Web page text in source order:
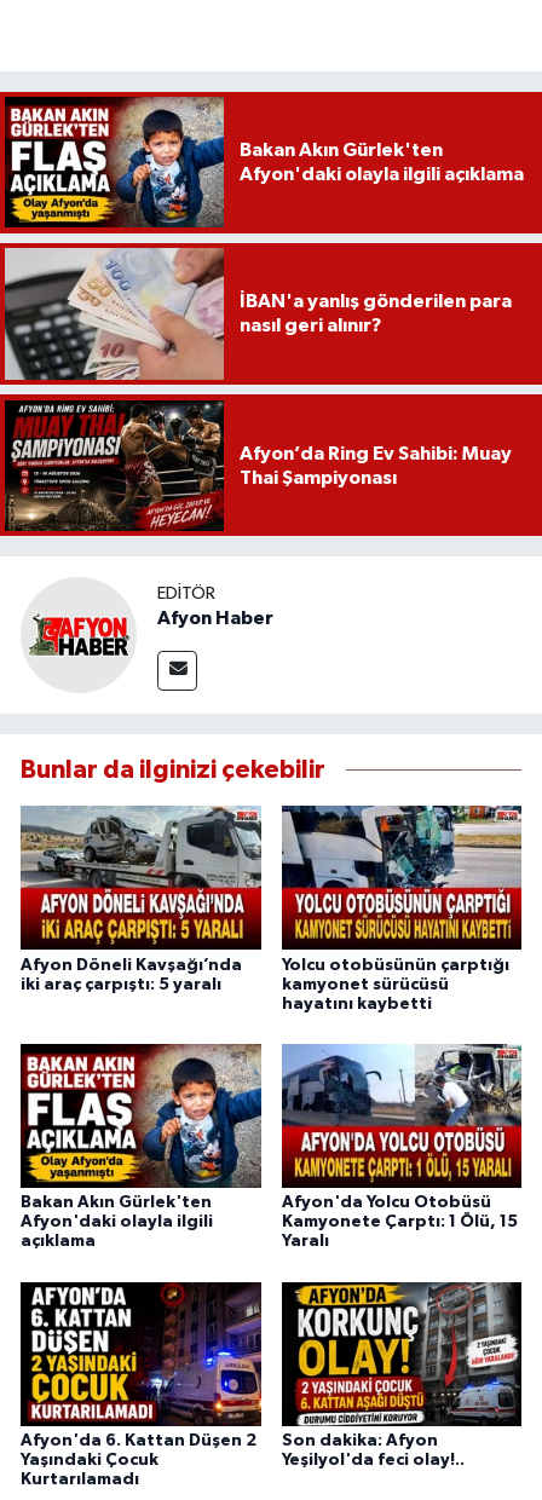
Bakan Akın Gürlek'ten
Afyon'daki olayla ilgili açıklama
İBAN'a yanlış gönderilen para
nasıl geri alınır?
Afyon’da Ring Ev Sahibi: Muay
Thai Şampiyonası
EDITÖR
Afyon Haber
Bunlar da ilginizi çekebilir
Afyon Döneli Kavşağı’nda
iki araç çarpıştı: 5 yaralı
Yolcu otobüsünün çarptığı
kamyonet sürücüsü
hayatını kaybetti
Bakan Akın Gürlek'ten
Afyon'daki olayla ilgili
açıklama
Afyon'da Yolcu Otobüsü
Kamyonete Çarptı: 1 Ölü, 15
Yaralı
Afyon'da 6. Kattan Düşen 2
Yaşındaki Çocuk
Kurtarılamadı
Son dakika: Afyon
Yeşilyol'da feci olay!..